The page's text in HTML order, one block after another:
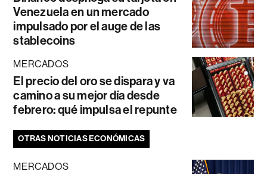
Venezuela en un mercado
impulsado por el auge de las
stablecoins
MERCADOS
El precio del oro se dispara y va
camino a su mejor día desde
febrero: qué impulsa el repunte
OTRAS NOTICIAS ECONÓMICAS
MERCADOS